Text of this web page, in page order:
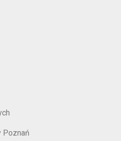
Poznań